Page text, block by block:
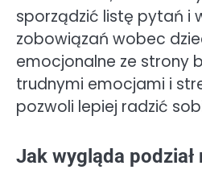
sporządzić listę pytań i
zobowiązań wobec
emocjonalne ze strony
trudnymi emocjami i
pozwoli lepiej radzić
Jak wygląda